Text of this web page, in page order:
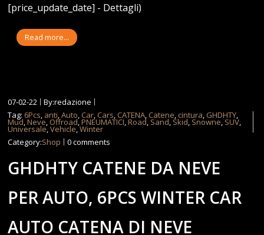
[price_update_date] - Dettagli)
Read more...
07-02-22
By:redazione
Tag: 6Pcs, anti,Auto, Car, Cars, CATENA, Catene, cintura, GHDHTY,
Mud,Neve, Offroad,PNEUMATICI,Road, Sand, Skid, Snowne, SUV,
Universale,Vehicle,Winter
Category:Shop 0 comments
GHDHTY CATENE DA NEVE
PER AUTO, 6PCS WINTER CAR
AUTO CATENA DI NEVE